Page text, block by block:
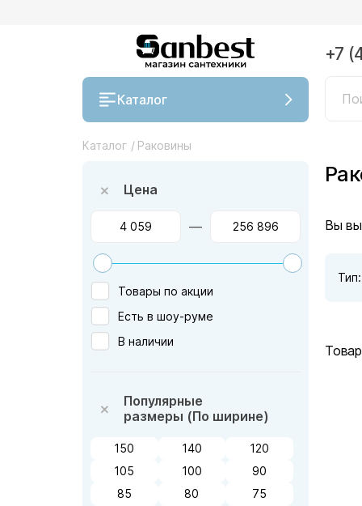
Каталог
+7
Каталог / Раковины
Цена
—
Товары по акции
Есть в шоу-руме
В наличии
Популярные
размеры (По ширине)
150 140
120
105
100
90
85
80
75
Вы